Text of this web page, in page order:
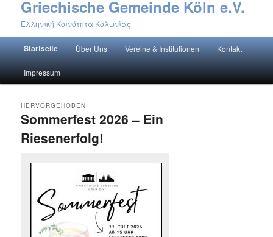
Griechische Gemeinde Köln e.V.
Ελληνική Κοινότητα Κολωνίας
Hauptmenü
Zum primären Inhalt springen
Zum sekundären Inhalt springen
Startseite Über Uns Vereine & Institutionen Kontakt
Impressum
Sommerfest 2026 – Ein
Riesenerfolg!
HERVORGEHOBEN